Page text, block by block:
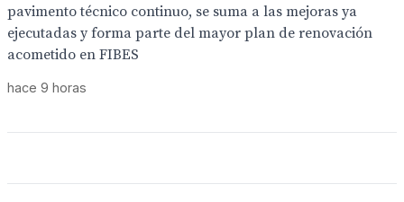
pavimento técnico continuo, se suma a las mejoras ya
ejecutadas y forma parte del mayor plan de renovación
acometido en FIBES
hace 9 horas